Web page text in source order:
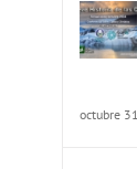
octubre